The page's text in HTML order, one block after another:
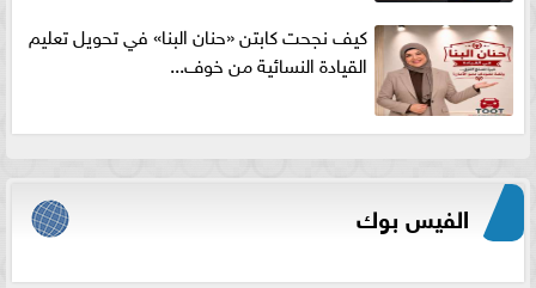
كيف نجحت كابتن «حنان البنا» في تحويل تعليم
القيادة النسائية من خوف...
الفيس بوك